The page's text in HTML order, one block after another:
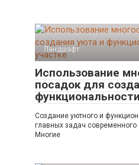
Ландшафт
Использование
посадок для
Создание уютного и
главных задач современного
Многие